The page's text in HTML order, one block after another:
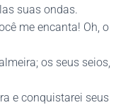
suas ondas.
me encanta! Oh, o
os seus seios,
e conquistarei seus